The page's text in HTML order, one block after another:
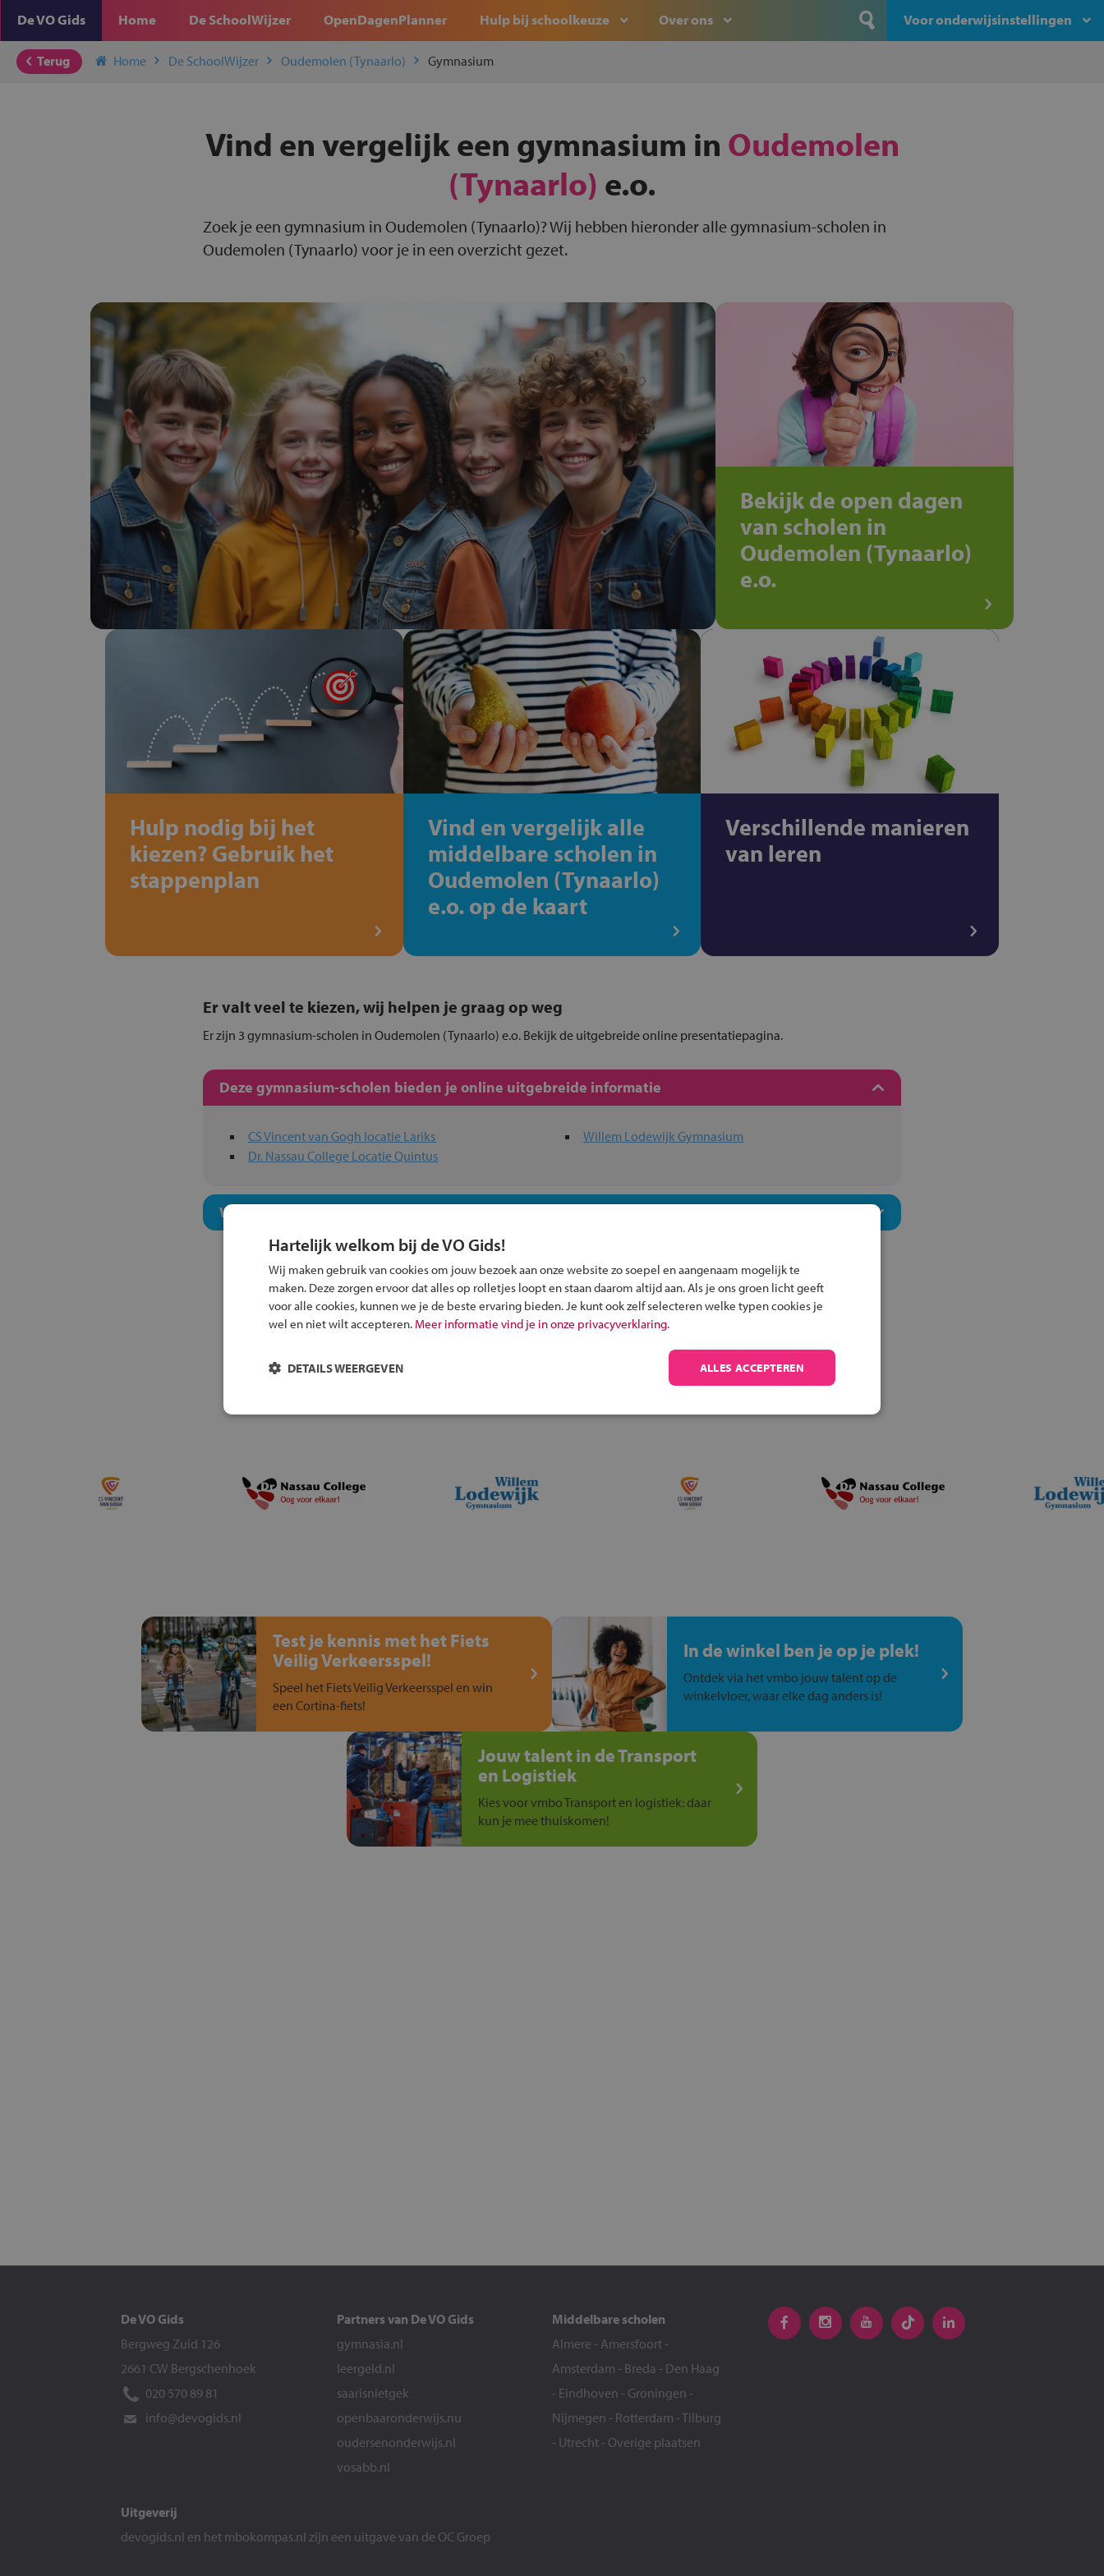
De VO Gids Home De SchoolWijzer OpenDagenPlanner Hulp bij schoolkeuze Over ons Voor onderwijsinstellingen
Terug Home De SchoolWijzer Oudemolen (Tynaarlo) Gymnasium
Vind en vergelijk een gymnasium in Oudemolen
(Tynaarlo) e.o.
Zoek je een gymnasium in Oudemolen (Tynaarlo)? Wij hebben hieronder alle gymnasium-scholen in
Oudemolen (Tynaarlo) voor je in een overzicht gezet.
Bekijk de open dagen
van scholen in
Oudemolen (Tynaarlo)
e.o.
Hulp nodig bij het
kiezen? Gebruik het
stappenplan
Vind en vergelijk alle
middelbare scholen in
Oudemolen (Tynaarlo)
e.o. op de kaart
Verschillende manieren
van leren
Er valt veel te kiezen, wij helpen je graag op weg
Er zijn 3 gymnasium-scholen in Oudemolen (Tynaarlo) e.o. Bekijk de uitgebreide online presentatiepagina.
Deze gymnasium-scholen bieden je online uitgebreide informatie
CS Vincent van Gogh locatie Lariks
Dr. Nassau College Locatie Quintus
Willem Lodewijk Gymnasium
Welk onderwijsconcept past bij jou?
Inschrijven?
Alle informatie om je kind aan te melden bij
Test je kennis met het Fiets
Veilig Verkeersspel!
Speel het Fiets Veilig Verkeersspel en win
een Cortina-fiets!
In de winkel ben je op je plek!
Ontdek via het vmbo jouw talent op de
winkelvloer, waar elke dag anders is!
Jouw talent in de Transport
en Logistiek
Kies voor vmbo Transport en logistiek: daar
kun je mee thuiskomen!
De VO Gids
Bergweg Zuid 126
2661 CW Bergschenhoek
020 570 89 81
info@devogids.nl
Partners van De VO Gids
gymnasia.nl
leergeld.nl
saarisnietgek
openbaaronderwijs.nu
oudersenonderwijs.nl
vosabb.nl
Middelbare scholen
Almere - Amersfoort -
Amsterdam - Breda - Den Haag
- Eindhoven - Groningen -
Nijmegen - Rotterdam -Tilburg
- Utrecht - Overige plaatsen
Uitgeverij
devogids.nl en het mbokompas.nl zijn een uitgave van de OC Groep
Hartelijk welkom bij de VO Gids!
Wij maken gebruik van cookies om jouw bezoek aan onze website zo soepel en aangenaam mogelijk te
maken. Deze zorgen ervoor dat alles op rolletjes loopt en staan daarom altijd aan. Als je ons groen licht geeft
voor alle cookies, kunnen we je de beste ervaring bieden. Je kunt ook zelf selecteren welke typen cookies je
wel en niet wilt accepteren. Meer informatie vind je in onze privacyverklaring.
ALLES ACCEPTEREN
DETAILS WEERGEVEN